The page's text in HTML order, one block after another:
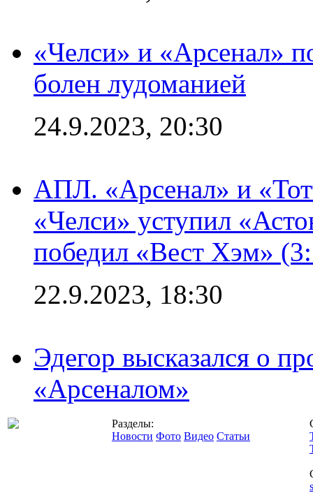
«Челси» и «Арсенал»
болен лудоманией
24.9.2023, 20:30
АПЛ. «Арсенал» и
«Челси» уступил
победил «Вест Хэм»
22.9.2023, 18:30
Эдегор высказался о
«Арсеналом»
Разделы:
Новости Фото Видео Статьи